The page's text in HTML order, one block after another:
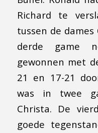
Richard te
tussen de
derde game
gewonnen met
21 en 17-21
was in twee
Christa. De
goede